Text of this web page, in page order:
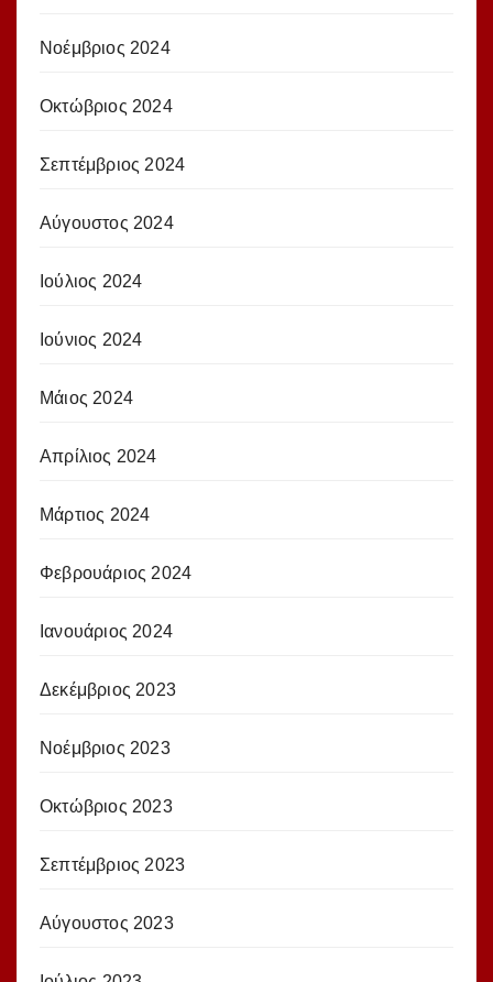
Νοέμβριος 2024
Οκτώβριος 2024
Σεπτέμβριος 2024
Αύγουστος 2024
Ιούλιος 2024
Ιούνιος 2024
Μάιος 2024
Απρίλιος 2024
Μάρτιος 2024
Φεβρουάριος 2024
Ιανουάριος 2024
Δεκέμβριος 2023
Νοέμβριος 2023
Οκτώβριος 2023
Σεπτέμβριος 2023
Αύγουστος 2023